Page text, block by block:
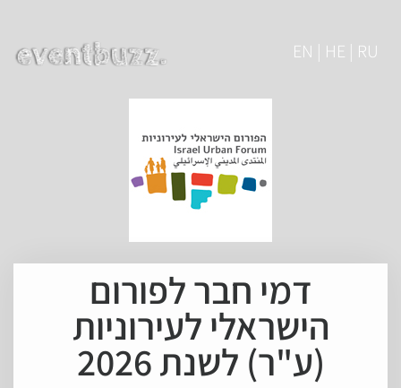
EN | HE | RU
דמי חבר לפורום
הישראלי לעירוניות
(ע"ר) לשנת 2026